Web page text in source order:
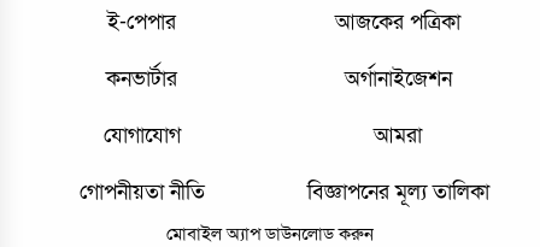
ই-পেপার আজকের পত্রিকা
কনভার্টার অর্গানাইজেশন
যোগাযোগ আমরা
গোপনীয়তা নীতি বিজ্ঞাপনের মূল্য তালিকা
মোবাইল অ্যাপ ডাউনলোড করুন